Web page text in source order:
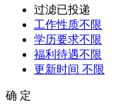
过滤已投递
工作性质不限
学历要求不限
福利待遇不限
更新时间 不限
确 定